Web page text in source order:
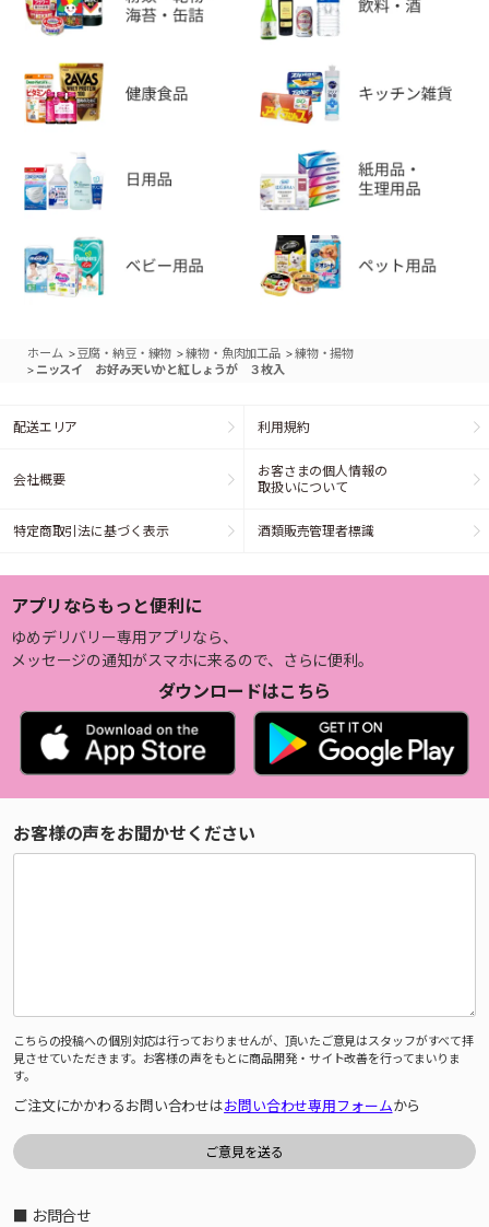
ホーム >豆腐・納豆・練物 >練物・魚肉加工品 >練物・揚物
> ニッスイ お好み天いかと紅しょうが ３枚入
配送エリア 利用規約
会社概要
お客さまの個人情報の
取扱いについて
特定商取引法に基づく表示 酒類販売管理者標識
アプリならもっと便利に
ゆめデリバリー専用アプリなら、
メッセージの通知がスマホに来るので、さらに便利。
ダウンロードはこちら
お客様の声をお聞かせください
こちらの投稿への個別対応は行っておりませんが、頂いたご意見はスタッフがすべて拝
見させていただきます。お客様の声をもとに商品開発・サイト改善を行ってまいりま
す。
ご注文にかかわるお問い合わせはお問い合わせ専用フォームから
■ お問合せ